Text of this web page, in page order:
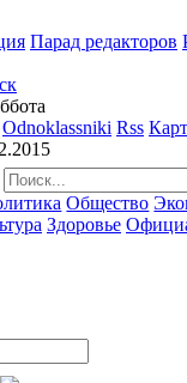
Парад редакторов
Odnoklassniki Rss
Общество
Здоровье